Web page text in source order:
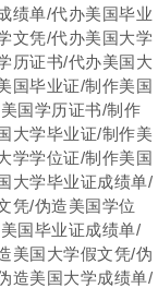
绩单/代办美国毕业
文凭/代办美国大学
历证书/代办美国大
国毕业证/制作美国
国学历证书/制作
大学毕业证/制作美
学学位证/制作美国
大学毕业证成绩单/
凭/伪造美国学位
国毕业证成绩单/
美国大学假文凭/伪
造美国大学成绩单/